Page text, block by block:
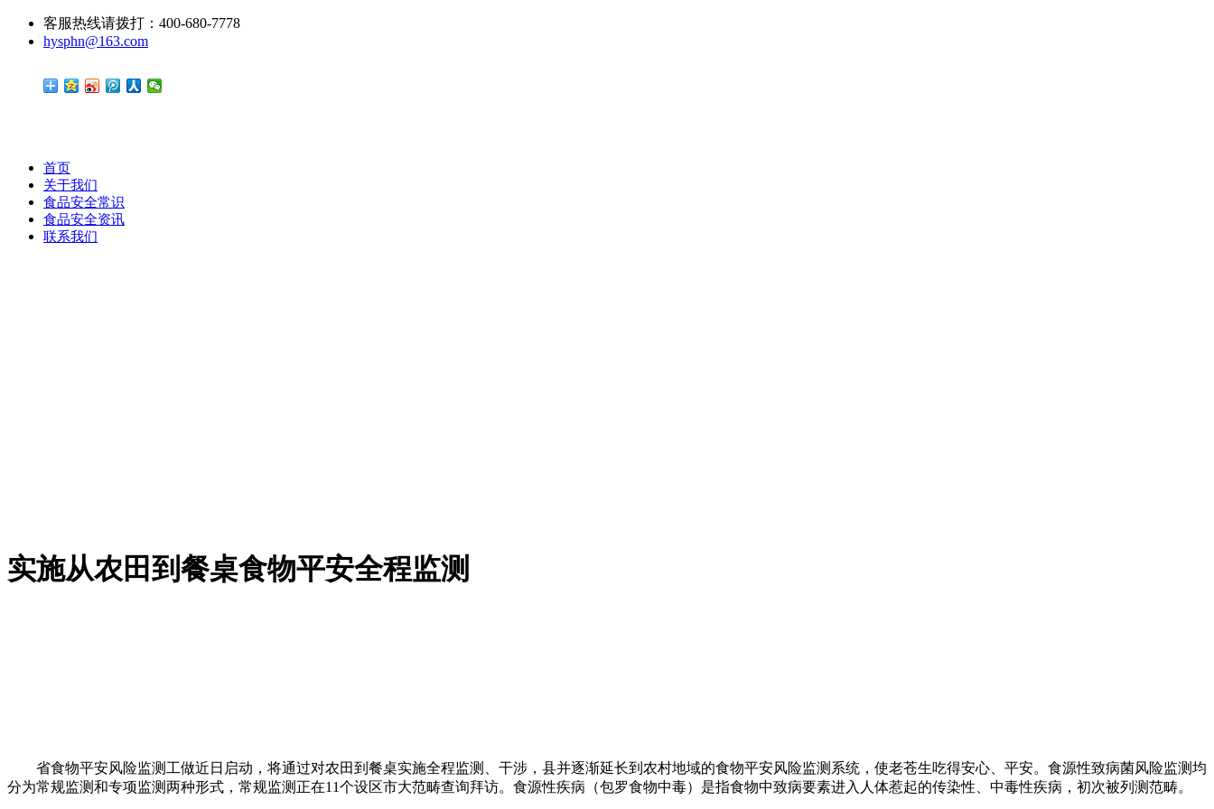
客服热线请拨打：400-680-7778
hysphn@163.com
首页
关于我们
食品安全常识
食品安全资讯
联系我们
实施从农田到餐桌食物平安全程监测
省食物平安风险监测工做近日启动，将通过对农田到餐桌实施全程监测、干涉，县并逐渐延长到农村地域的食物平安风险监测系统，使老苍生吃得安心、平安。食源性致病菌风险监测均
分为常规监测和专项监测两种形式，常规监测正在11个设区市大范畴查询拜访。食源性疾病（包罗食物中毒）是指食物中致病要素进入人体惹起的传染性、中毒性疾病，初次被列测范畴。